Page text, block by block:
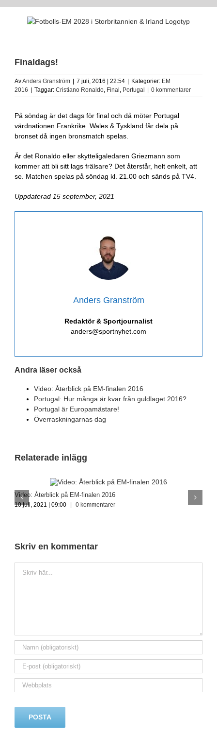
Finaldags!
AvAnders Granström 7 juli, 2016 | 22:54 Kategorier: EM
2016
Taggar: Cristiano Ronaldo, Final , Portugal 0 kommentarer
På söndag är det dags för final och då möter Portugal
värdnationen Frankrike. Wales & Tyskland får dela på
bronset då ingen bronsmatch spelas.
Är det Ronaldo eller skytteligaledaren Griezmann som
kommer att bli sitt lags frälsare? Det återstår, helt enkelt, att
se. Matchen spelas på söndag kl. 21.00 och sänds på TV4.
Uppdaterad 15 september, 2021
Anders Granström
Redaktör & Sportjournalist
anders@sportnyhet.com
Andra läser också
Video: Återblick på EM-finalen 2016
Portugal: Hur många är kvar från guldlaget 2016?
Portugal är Europamästare!
Överraskningarnas dag
Relaterade inlägg
Video: Återblick på EM-finalen 2016
10 juli, 2021 | 09:00 | 0 kommentarer
Skriv en kommentar